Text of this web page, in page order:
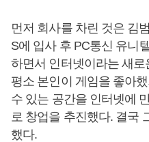
먼저 회사를 차린 것은 김
S에 입사 후 PC통신 유니
하면서 인터넷이라는 새로
평소 본인이 게임을 좋아
수 있는 공간을 인터넷에
로 창업을 추진했다. 결국
했다.